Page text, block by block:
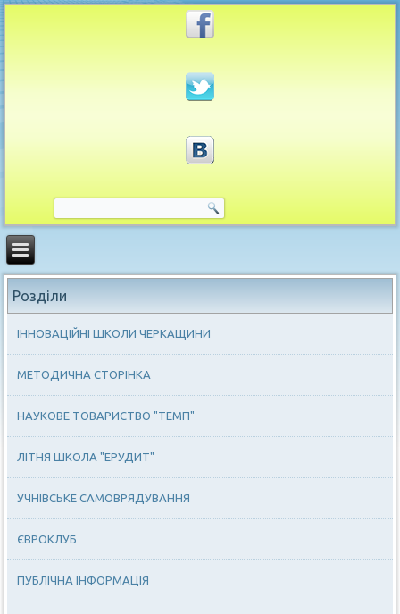
Розділи
ІННОВАЦІЙНІ ШКОЛИ ЧЕРКАЩИНИ
МЕТОДИЧНА СТОРІНКА
НАУКОВЕ ТОВАРИСТВО "ТЕМП"
ЛІТНЯ ШКОЛА "ЕРУДИТ"
УЧНІВСЬКЕ САМОВРЯДУВАННЯ
ЄВРОКЛУБ
ПУБЛІЧНА ІНФОРМАЦІЯ